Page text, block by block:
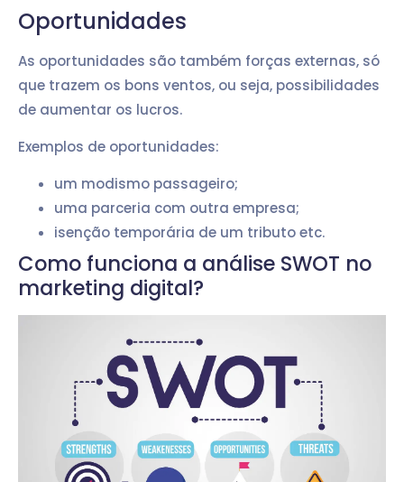
Oportunidades
As oportunidades são também forças externas, só
que trazem os bons ventos, ou seja, possibilidades
de aumentar os lucros.
Exemplos de oportunidades:
um modismo passageiro;
uma parceria com outra empresa;
isenção temporária de um tributo etc.
Como funciona a análise SWOT no
marketing digital?